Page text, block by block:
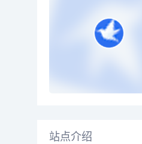
站点介绍